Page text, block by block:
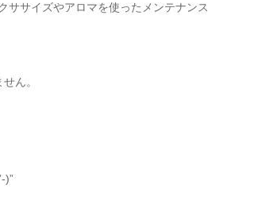
ササイズやアロマを使ったメンテナンス
ん。
)”